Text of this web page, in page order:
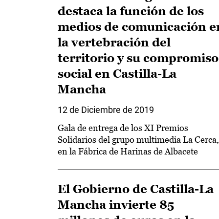
destaca la función de los
medios de comunicación
la vertebración del
territorio y su compromiso
social en Castilla-La
Mancha
12 de Diciembre de 2019
Gala de entrega de los XI Premios
Solidarios del grupo multimedia La Cerca,
en la Fábrica de Harinas de Albacete
El Gobierno de Castilla-La
Mancha invierte 85